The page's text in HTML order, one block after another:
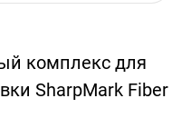
комплекс для
SharpMark Fiber